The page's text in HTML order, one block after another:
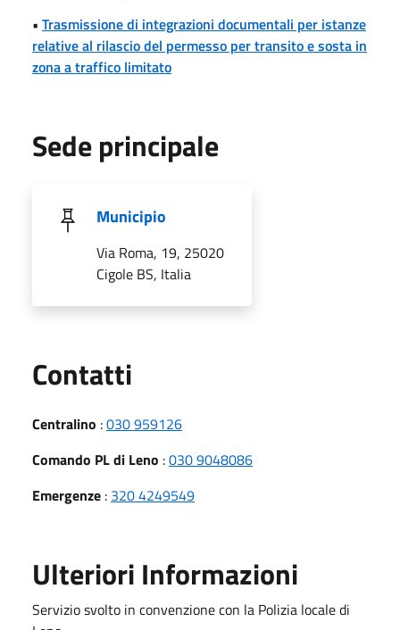
• Trasmissione di integrazioni documentali per istanze
relative al rilascio del permesso per transito e sosta in
zona a traffico limitato
Sede principale
Municipio
Via Roma, 19, 25020
Cigole BS, Italia
Contatti
Centralino :030 959126
Comando PL di Leno :030 9048086
Emergenze : 320 4249549
Ulteriori Informazioni
Servizio svolto in convenzione con la Polizia locale di